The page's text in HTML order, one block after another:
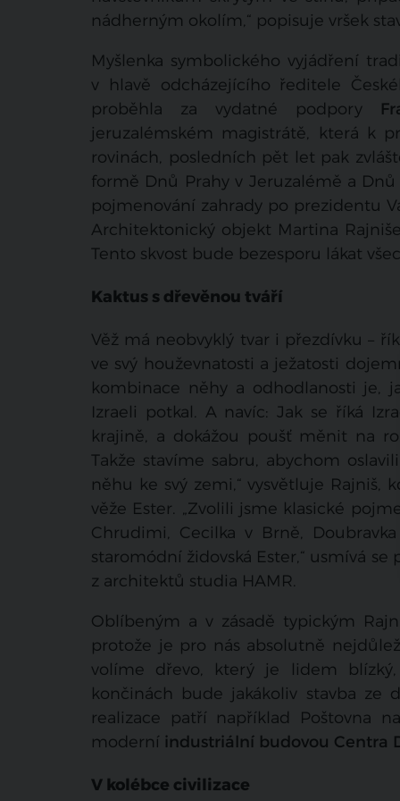
nádherným okolím,“ popisuje vršek
Myšlenka symbolického vyjádření
v hlavě odcházejícího ředitele
proběhla za vydatné podpory
jeruzalémském magistrátě, která k
rovinách, posledních pět let pak
formě Dnů Prahy v Jeruzalémě a
pojmenování zahrady po prezidentu
Architektonický objekt Martina
Tento skvost bude bezesporu lákat
Kaktus s dřevěnou tváří
Věž má neobvyklý tvar i přezdívku –
ve svý houževnatosti a ježatosti
kombinace něhy a odhodlanosti je,
Izraeli potkal. A navíc: Jak se říká
krajině, a dokážou poušť měnit na
Takže stavíme sabru, abychom
něhu ke svý zemi,“ vysvětluje Rajniš,
věže Ester. „Zvolili jsme klasické
Chrudimi, Cecilka v Brně,
staromódní židovská Ester,“ usmívá
z architektů studia HAMR.
Oblíbeným a v zásadě typickým
protože je pro nás absolutně
volíme dřevo, který je lidem
končinách bude jakákoliv stavba ze
realizace patří například Poštovna
moderní industriální budovou Centra
V kolébce civilizace